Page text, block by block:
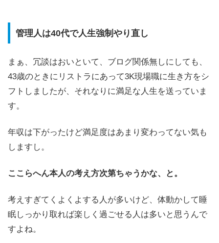
管理人は40代で人生強制やり直し
まぁ、冗談はおいといて、ブログ関係無しにしても、
43歳のときにリストラにあって3K現場職に生き方をシ
フトしましたが、それなりに満足な人生を送っていま
す。
年収は下がったけど満足度はあまり変わってない気も
しますし。
ここらへん本人の考え方次第ちゃうかな、と。
考えすぎてくよくよする人が多いけど、体動かして睡
眠しっかり取れば楽しく過ごせる人は多いと思うんで
すよね。